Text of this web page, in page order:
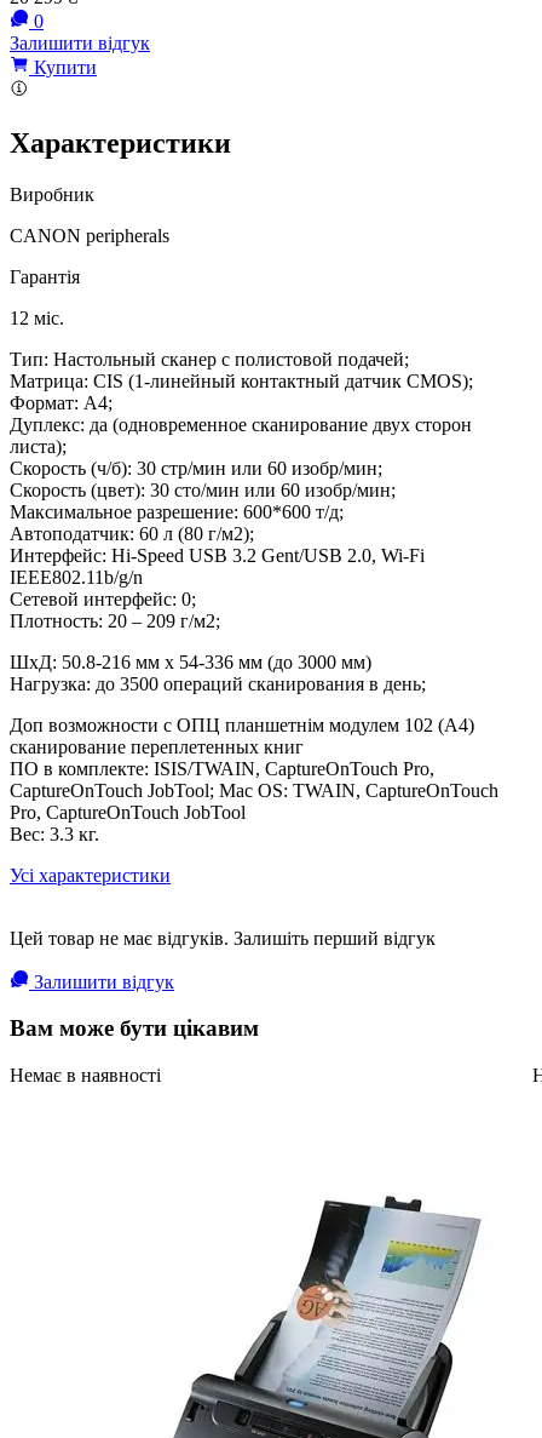
0
Залишити відгук
Купити
Характеристики
Виробник
CANON peripherals
Гарантія
12 міс.
Тип: Настольный сканер с полистовой подачей;
Матрица: CIS (1-линейный контактный датчик CMOS);
Формат: А4;
Дуплекс: да (одновременное сканирование двух сторон
листа);
Скорость (ч/б): 30 стр/мин или 60 изобр/мин;
Скорость (цвет): 30 сто/мин или 60 изобр/мин;
Максимальное разрешение: 600*600 т/д;
Автоподатчик: 60 л (80 г/м2);
Интерфейс: Hi-Speed USB 3.2 Gent/USB 2.0, Wi-Fi
IEEE802.11b/g/n
Сетевой интерфейс: 0;
Плотность: 20 – 209 г/м2;
ШхД: 50.8-216 мм х 54-336 мм (до 3000 мм)
Нагрузка: до 3500 операций сканирования в день;
Доп возможности с ОПЦ планшетнім модулем 102 (А4)
сканирование переплетенных книг
ПО в комплекте: ISIS/TWAIN, CaptureOnTouch Pro,
CaptureOnTouch JobTool; Mac OS: TWAIN, CaptureOnTouch
Pro, CaptureOnTouch JobTool
Вес: 3.3 кг.
Усі характеристики
Цей товар не має відгуків. Залишіть перший відгук
Залишити відгук
Вам може бути цікавим
Немає в наявності